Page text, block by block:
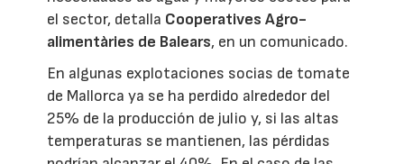
el sector, detalla Cooperatives Agro-
alimentàries de Balears, en un comunicado.
En algunas explotaciones socias de tomate
de Mallorca ya se ha perdido alrededor del
25% de la producción de julio y, si las altas
temperaturas se mantienen, las pérdidas